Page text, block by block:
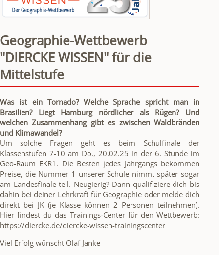
Geographie-Wettbewerb
"DIERCKE WISSEN" für die
Mittelstufe
Was ist ein Tornado? Welche Sprache spricht man in
Brasilien? Liegt Hamburg nördlicher als Rügen? Und
welchen Zusammenhang gibt es zwischen Waldbränden
und Klimawandel?
Um solche Fragen geht es beim Schulfinale der
Klassenstufen 7-10 am Do., 20.02.25 in der 6. Stunde im
Geo-Raum EKR1. Die Besten jedes Jahrgangs bekommen
Preise, die Nummer 1 unserer Schule nimmt später sogar
am Landesfinale teil. Neugierig? Dann qualifiziere dich bis
dahin bei deiner Lehrkraft für Geographie oder melde dich
direkt bei JK (je Klasse können 2 Personen teilnehmen).
Hier findest du das Trainings-Center für den Wettbewerb:
https://diercke.de/diercke-wissen-trainingscenter
Viel Erfolg wünscht Olaf Janke